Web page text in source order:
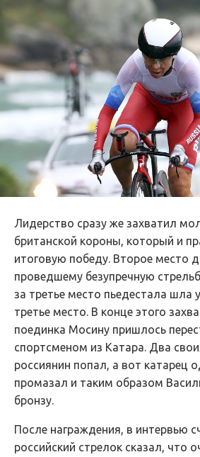
Лидерство сразу же захватил
британской короны, который и
итоговую победу. Второе место
проведшему безупречную
за третье место пьедестала шла
третье место. В конце этого
поединка Мосину пришлось
спортсменом из Катара. Два
россиянин попал, а вот катарец
промазал и таким образом
бронзу.
После награждения, в интервью
российский стрелок сказал, что